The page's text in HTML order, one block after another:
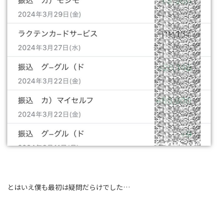
とはいえ僕も最初は疑問だらけでした…